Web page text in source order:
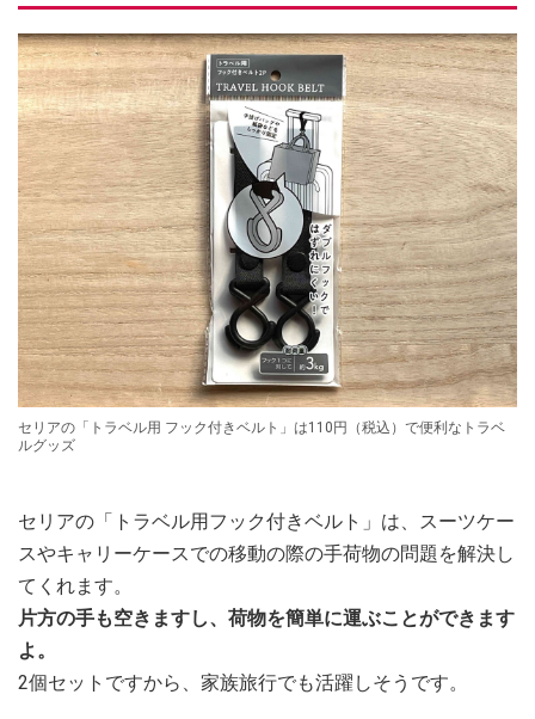
セリアの「トラベル用 フック付きベルト」は110円（税込）で便利なトラベ
ルグッズ
セリアの「トラベル用フック付きベルト」は、スーツケー
スやキャリーケースでの移動の際の手荷物の問題を解決し
てくれます。
片方の手も空きますし、荷物を簡単に運ぶことができます
よ。
2個セットですから、家族旅行でも活躍しそうです。